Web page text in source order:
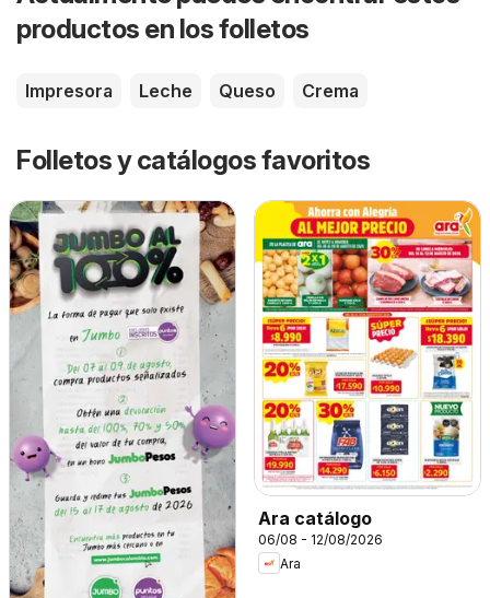
productos en los folletos
Impresora Leche Queso Crema
Folletos y catálogos favoritos
Ara catálogo
06/08 - 12/08/2026
Ara